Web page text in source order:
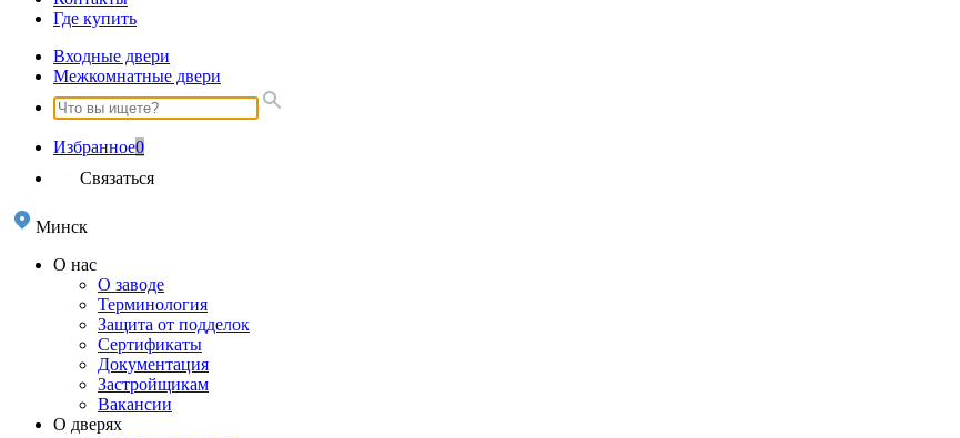
Где купить
Входные двери
Межкомнатные двери
Избранное0
Связаться
Минск
О нас
О заводе
Терминология
Защита от подделок
Сертификаты
Документация
Застройщикам
Вакансии
О дверях